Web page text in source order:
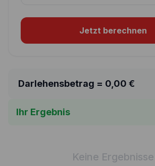
Jetzt berechnen
Darlehensbetrag = 0,00 €
Ihr Ergebnis
Keine Ergebnisse